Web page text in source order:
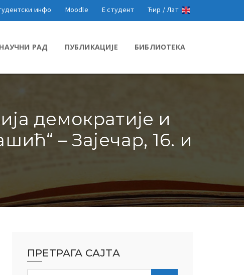
инфо Moodle Е студент Ћир /Лат
НАУЧНИ РАД ПУБЛИКАЦИЈЕ БИБЛИОТЕКА
демократије и
– Зајечар, 16. и
ПРЕТРАГА САЈТА